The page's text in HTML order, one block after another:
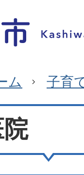
ム 子育